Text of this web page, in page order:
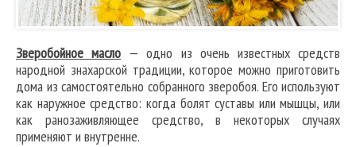
Зверобойное масло — одно из очень известных средств
народной знахарской традиции, которое можно приготовить
дома из самостоятельно собранного зверобоя. Его используют
как наружное средство: когда болят суставы или мышцы, или
как ранозаживляющее средство, в некоторых случаях
применяют и внутренне.